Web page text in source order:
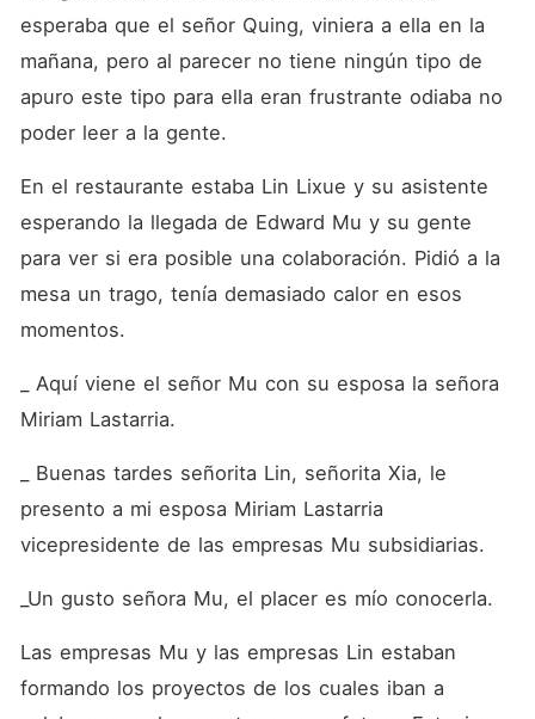
esperaba que el señor Quing, viniera a ella en la
mañana, pero al parecer no tiene ningún tipo de
apuro este tipo para ella eran frustrante odiaba no
poder leer a la gente.
En el restaurante estaba Lin Lixue y su asistente
esperando la llegada de Edward Mu y su gente
para ver si era posible una colaboración. Pidió a la
mesa un trago, tenía demasiado calor en esos
momentos.
_ Aquí viene el señor Mu con su esposa la señora
Miriam Lastarria.
_ Buenas tardes señorita Lin, señorita Xia, le
presento a mi esposa Miriam Lastarria
vicepresidente de las empresas Mu subsidiarias.
_Un gusto señora Mu, el placer es mío conocerla.
Las empresas Mu y las empresas Lin estaban
formando los proyectos de los cuales iban a